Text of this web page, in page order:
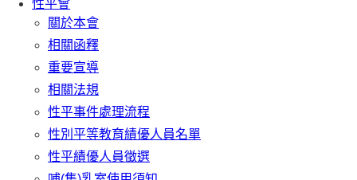
性平會
關於本會
相關函釋
重要宣導
相關法規
性平事件處理流程
性別平等教育績優人員名單
性平績優人員徵選